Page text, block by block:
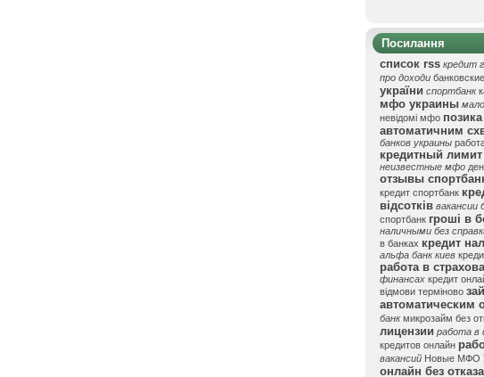
Посилання
список rss кредит
про доходи
україни спортбанк
мфо украины
невідомі мфо
автоматичним
банков украины
кредитный лимит
неизвестные мфо
отзывы
кредит спортбанк
відсотків вакансии
спортбанк гроші в
наличными без
в банках кредит
альфа банк киев
работа в
финансах кредит
відмови терміново
автоматическим
банк микрозайм без
лицензии работа в
кредитов онлайн
вакансий Новые МФО
онлайн без отказа